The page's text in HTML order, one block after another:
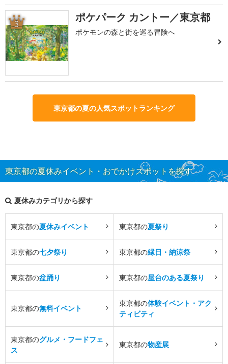
3 ポケパーク カントー／東京都
ポケモンの森と街を巡る冒険へ
東京都の夏の人気スポットランキング
東京都の夏休みイベント・おでかけスポットを探す
夏休みカテゴリから探す
東京都の夏休みイベント 東京都の夏祭り
東京都の七夕祭り 東京都の縁日・納涼祭
東京都の盆踊り 東京都の屋台のある夏祭り
東京都の無料イベント
東京都の体験イベント・アク
ティビティ
東京都のグルメ・フードフェ
ス
東京都の物産展